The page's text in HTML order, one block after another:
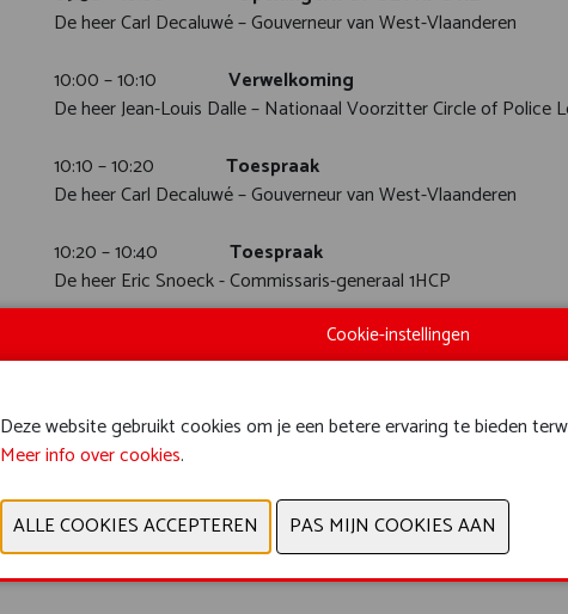
De heer Carl Decaluwé – Gouverneur van West-Vlaanderen
10:00 – 10:10 Verwelkoming
De heer Jean-Louis Dalle – Nationaal Voorzitter Circle of Police
10:10 – 10:20 Toespraak
De heer Carl Decaluwé – Gouverneur van West-Vlaanderen
10:20 – 10:40 Toespraak
De heer Eric Snoeck - Commissaris-generaal 1HCP
Voorstelling digitale
Mevrouw Anke Stakenborg – HCP – DTO FedPol
11:20 – 11:50Voorstelling FOCUS –stand van zaken
De heer Jeroen Eggermont - PZA
11:50 – 12:10Voorstelling good practice
De heer Steve Desmet – Korpschef PZ Damme/Knokke-Heist
Cookie-instellingen
Deze website gebruikt cookies om je een betere ervaring te bieden
Meer info over cookies.